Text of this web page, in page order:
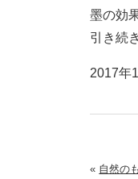
墨の効
引き続
2017
« 自然の